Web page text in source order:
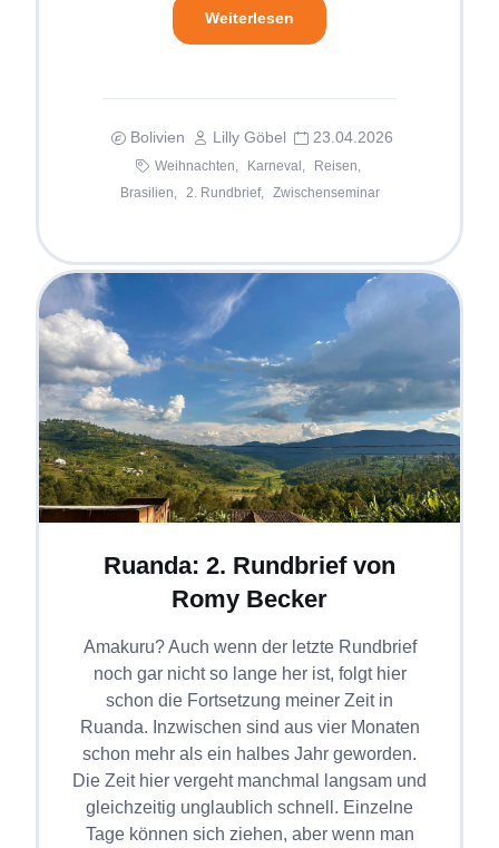
Weiterlesen
Bolivien Lilly Göbel 23.04.2026
Weihnachten, Karneval,
Reisen,
Brasilien,
2. Rundbrief, Zwischenseminar
Ruanda: 2. Rundbrief von
Romy Becker
Amakuru? Auch wenn der letzte Rundbrief
noch gar nicht so lange her ist, folgt hier
schon die Fortsetzung meiner Zeit in
Ruanda. Inzwischen sind aus vier Monaten
schon mehr als ein halbes Jahr geworden.
Die Zeit hier vergeht manchmal langsam und
gleichzeitig unglaublich schnell. Einzelne
Tage können sich ziehen, aber wenn man